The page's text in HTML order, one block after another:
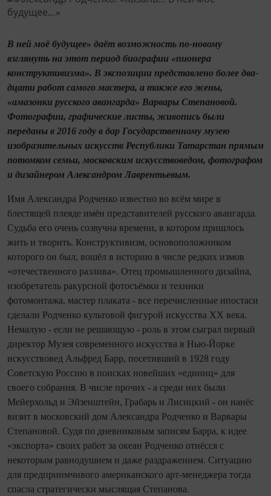
В ней моё будущее» даёт возможность по‑новому
взглянуть на этот период биографии «пио­нера
конструктивизма». В экспозиции представлено более два­
дцати работ самого мастера, а также его жены,
«амазонки русского авангарда» Варвары Степановой.
Фотографии, графические листы, живопись были
переданы в 2016 году в дар Государственному музею
изобразительных искусств Респуб­лики Татарстан прямым
потомком семьи, московским искусствоведом, фотографом
и дизайнером Александром Лаврентьевым.
Имя Александра Родченко известно во всём мире в
блестящей плеяде имён представителей русского авангарда.
Судьба его очень созвучна времени, в котором пришлось
жить и творить. Конструктивизм, основоположником
которого он был, вошёл в историю в числе редких измов
«оте­че­ственного разлива». Отец промышленного дизайна,
изобретатель ракурсной фотосъёмки и техники
фотомонтажа, мастер плаката - все перечисленные ипостаси
сделали Родченко культовой фигурой искусства XX века.
Немалую - если не решающую - роль в этом сыграл первый
директор Музея современного искусства в Нью‑Йорке
искусствовед Альфред Барр, посетивший в 1928 году
Советскую Россию в поисках новейших «единиц» для
своего собрания. В числе прочих - а среди них были
Мейерхольд и Эйзенштейн, Грабарь и Лисицкий - он нанёс
визит в московский дом Александра Родченко и Варвары
Степановой. Судя по дневниковым записям Барра, к идее
«экспорта» своих работ за океан Родченко отнёсся с
некоторым равнодушием и даже раздражением. Ситуацию
для предприимчивого американского арт‑менеджера то­гда
спасла стратегически мыслящая Степанова.